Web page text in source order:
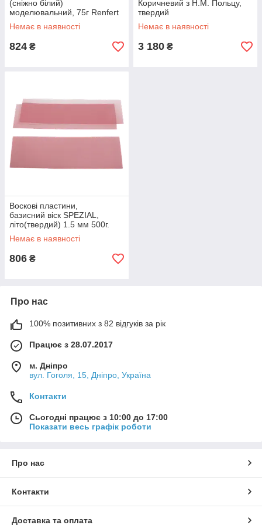
(сніжно білий)
моделювальний, 75г Renfert
(Ренферт)
Немає в наявності
824 ₴
Коричневий з Н.М. Польцу,
твердий
Немає в наявності
3 180 ₴
Воскові пластини,
базисний віск SPEZIAL,
літо(твердий) 1.5 мм 500г.
Yeti Dental (Німеччина).
Немає в наявності
806 ₴
Про нас
100% позитивних з 82 відгуків за рік
Працює з 28.07.2017
м. Дніпро
вул. Гоголя, 15, Дніпро, Україна
Контакти
Сьогодні працює з 10:00 до 17:00
Показати весь графік роботи
Про нас
Контакти
Доставка та оплата